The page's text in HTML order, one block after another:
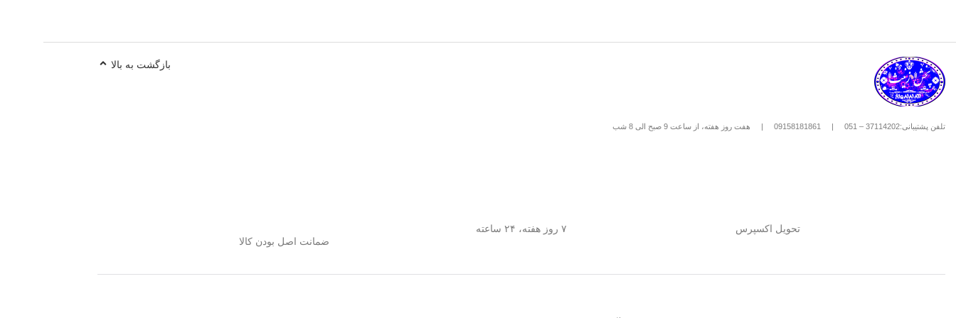
تلفن پشتیبانی:37114202 – 051 |
09158181861
| هفت روز هفته، از ساعت 9 صبح الی 8 شب
بازگشت به بالا
تحویل اکسپرس
۷ روز هفته، ۲۴ ساعته
ضمانت اصل بودن کالا